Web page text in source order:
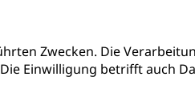
Zwecken. Die
Die Einwilligung betrifft